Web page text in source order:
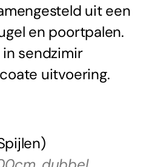
uit een
en poortpalen.
in sendzimir
uitvoering.